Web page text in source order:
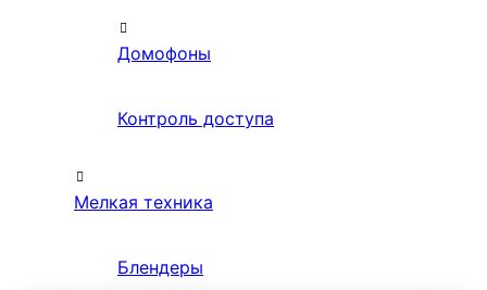
Домофоны
Контроль доступа
Мелкая техника
Блендеры